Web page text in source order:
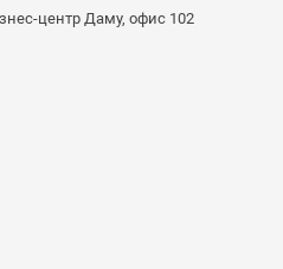
центр Даму, офис 102